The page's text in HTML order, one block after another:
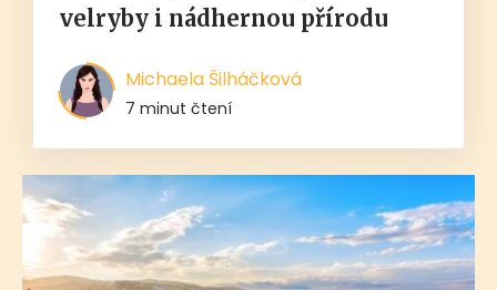
velryby i nádhernou přírodu
Michaela Šilháčková
7 minut čtení